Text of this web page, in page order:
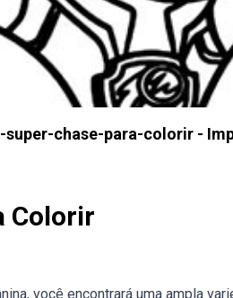
chase-para-colorir -
Colorir
você encontrará uma ampla